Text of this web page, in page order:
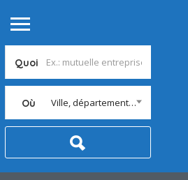
Quoi
Où Ville, département, région